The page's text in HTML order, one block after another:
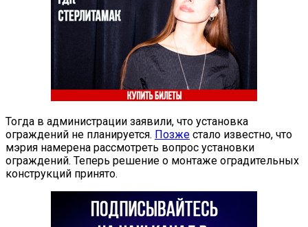
Тогда в администрации заявили, что установка
ограждений не планируется. Позже стало известно, что
мэрия намерена рассмотреть вопрос установки
ограждений. Теперь решение о монтаже оградительных
конструкций принято.